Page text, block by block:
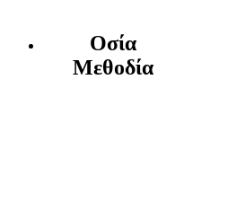
Οσία
Μεθοδία